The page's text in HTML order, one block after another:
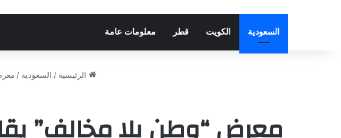
السعودية الكويت قطر معلومات عامة
الرئيسية / السعودية /